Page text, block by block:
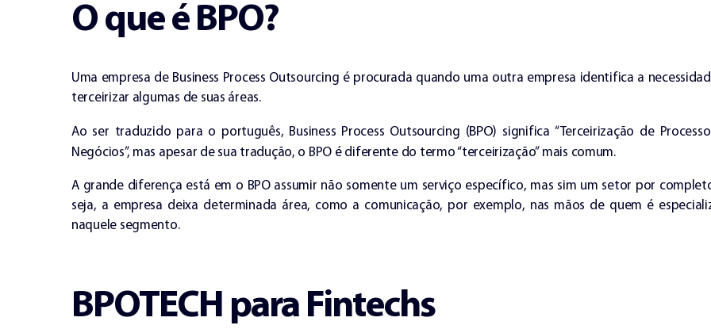
O que é BPO?
Uma empresa de Business Process Outsourcing é procurada quando uma outra empresa identifica a
terceirizar algumas de suas áreas.
Ao ser traduzido para o português, Business Process Outsourcing (BPO) significa “Terceirização de
Negócios”, mas apesar de sua tradução, o BPO é diferente do termo “terceirização” mais comum.
A grande diferença está em o BPO assumir não somente um serviço específico, mas sim um setor por
seja, a empresa deixa determinada área, como a comunicação, por exemplo, nas mãos de quem é
naquele segmento.
BPOTECH para Fintechs